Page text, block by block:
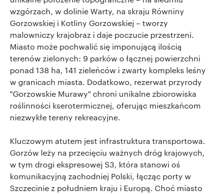
wzgórzach, w dolinie Warty, na skraju Równiny
Gorzowskiej i Kotliny Gorzowskiej – tworzy
malowniczy krajobraz i daje poczucie przestrzeni.
Miasto może pochwalić się imponującą ilością
terenów zielonych: 9 parków o łącznej powierzchni
ponad 138 ha, 141 zieleńców i zwarty kompleks leśny
w granicach miasta. Dodatkowo, rezerwat przyrody
"Gorzowskie Murawy" chroni unikalne zbiorowiska
roślinności kserotermicznej, oferując mieszkańcom
niezwykłe tereny rekreacyjne.
Kluczowym atutem jest infrastruktura transportowa.
Gorzów leży na przecięciu ważnych dróg krajowych,
w tym drogi ekspresowej S3, która stanowi oś
komunikacyjną zachodniej Polski, łącząc porty w
Szczecinie z południem kraju i Europą. Choć miasto